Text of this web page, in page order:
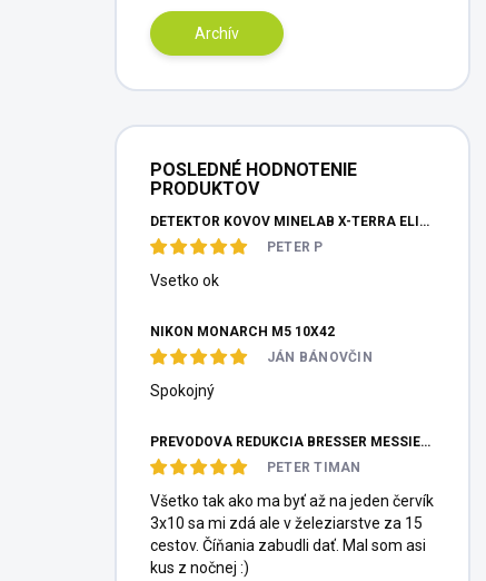
Archív
POSLEDNÉ HODNOTENIE
PRODUKTOV
DETEKTOR KOVOV MINELAB X-TERRA ELITE PINPOITER SET
PETER P
Vsetko ok
NIKON MONARCH M5 10X42
JÁN BÁNOVČIN
Spokojný
PREVODOVÁ REDUKCIA BRESSER MESSIER HEXAFOC 1:10
PETER TIMAN
Všetko tak ako ma byť až na jeden červík
3x10 sa mi zdá ale v železiarstve za 15
cestov. Číňania zabudli dať. Mal som asi
kus z nočnej :)